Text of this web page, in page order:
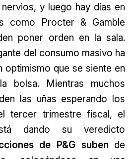
y luego hay días en
como Procter & Gamble
poner orden en la sala.
del consumo masivo ha
optimismo que se siente en
bolsa. Mientras muchos
las uñas esperando los
tercer trimestre fiscal, el
dando su veredicto
de P&G suben de